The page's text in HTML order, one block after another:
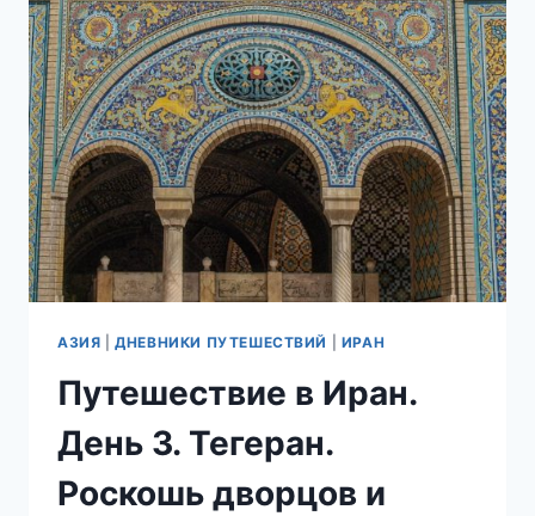
ЧАСТЬ
I.
ЧУДЕСНАЯ
РОЗОВАЯ
ДЕРЕВНЯ
АБЬЯНИ
АЗИЯ |ДНЕВНИКИ ПУТЕШЕСТВИЙ ИРАН
Путешествие в Иран.
День 3. Тегеран.
Роскошь дворцов и